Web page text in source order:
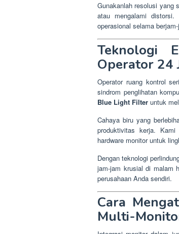
Gunakanlah resolusi yang
atau mengalami distorsi.
operasional selama
Teknologi
Operator 24
Operator ruang kontrol
sindrom penglihatan
Blue Light Filter untuk
Cahaya biru yang
produktivitas kerja.
hardware monitor untuk
Dengan teknologi
jam-jam krusial di malam
perusahaan Anda sendiri.
Cara
Multi-